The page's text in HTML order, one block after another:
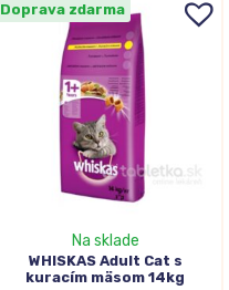
Doprava zdarma
Na sklade
WHISKAS Adult Cat s
kuracím mäsom 14kg